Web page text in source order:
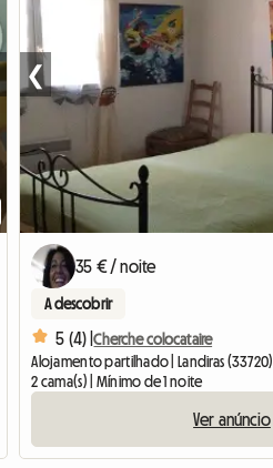
❮
35 € / noite
A descobrir
5 (4) |Cherche colocataire
Alojamento partilhado | Landiras (33720)
2 cama(s) | Mínimo de 1 noite
Ver anúncio